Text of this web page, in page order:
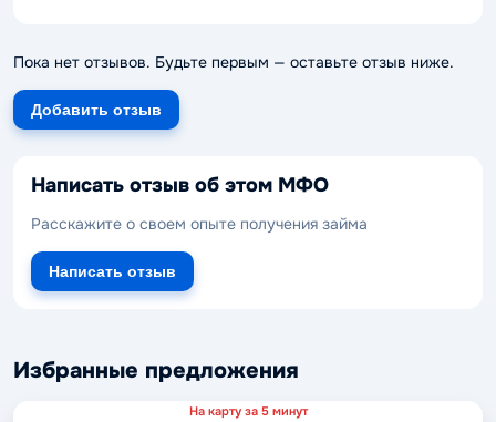
Пока нет отзывов. Будьте первым — оставьте отзыв ниже.
Добавить отзыв
Написать отзыв об этом МФО
Расскажите о своем опыте получения займа
Написать отзыв
Избранные предложения
На карту за 5 минут